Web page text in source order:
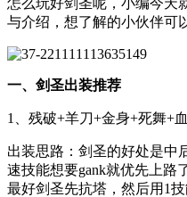
与介绍，想了解的小伙伴可
一、剑圣出装推荐
1、残破+羊刀+金身+死舞+
出装思路：剑圣的好处是中
速技能想要gank就优先上路
最好剑圣先抗塔，然后用1